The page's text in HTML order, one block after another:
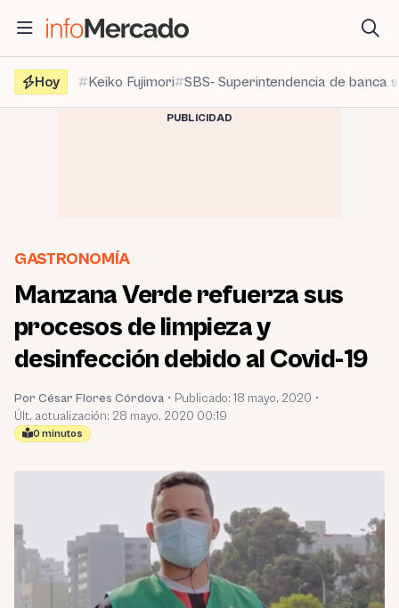
contenido
Hoy
Keiko Fujimori SBS- Superintendencia de banca
PUBLICIDAD
GASTRONOMÍA
Manzana Verde refuerza sus
procesos de limpieza y
desinfección debido al Covid-19
Por César Flores Córdova • Publicado: 18 mayo, 2020 •
Últ. actualización: 28 mayo, 2020 00:19
0 minutos